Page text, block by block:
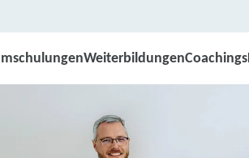
WeiterbildungenCoachings